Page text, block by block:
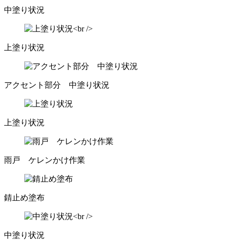
中塗り状況
上塗り状況
アクセント部分 中塗り状況
上塗り状況
雨戸 ケレンかけ作業
錆止め塗布
中塗り状況